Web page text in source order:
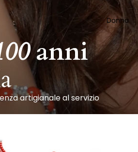
Donna
anni
artigianale al servizio